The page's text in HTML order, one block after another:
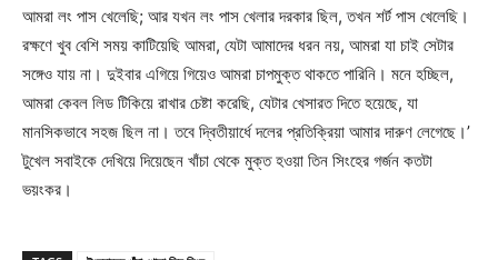
আমরা লং পাস খেলেছি; আর যখন লং পাস খেলার দরকার ছিল, তখন শর্ট পাস খেলেছি।
রক্ষণে খুব বেশি সময় কাটিয়েছি আমরা, যেটা আমাদের ধরন নয়, আমরা যা চাই সেটার
সঙ্গেও যায় না। দুইবার এগিয়ে গিয়েও আমরা চাপমুক্ত থাকতে পারিনি। মনে হচ্ছিল,
আমরা কেবল লিড টিকিয়ে রাখার চেষ্টা করেছি, যেটার খেসারত দিতে হয়েছে, যা
মানসিকভাবে সহজ ছিল না। তবে দ্বিতীয়ার্ধে দলের প্রতিক্রিয়া আমার দারুণ লেগেছে।’
টুখেল সবাইকে দেখিয়ে দিয়েছেন খাঁচা থেকে মুক্ত হওয়া তিন সিংহের গর্জন কতটা
ভয়ংকর।